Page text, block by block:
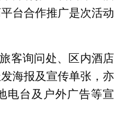
台合作推广是次活动
客询问处、区内酒店
海报及宣传单张，亦
电台及户外广告等宣